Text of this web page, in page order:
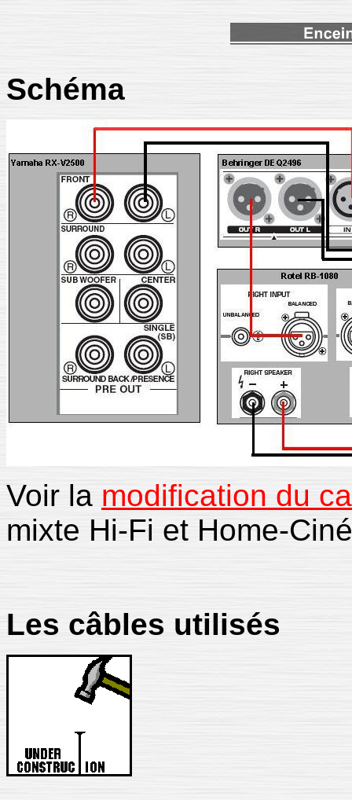
Schéma
Voir la modification du
mixte Hi-Fi et Home-
Les câbles utilisés